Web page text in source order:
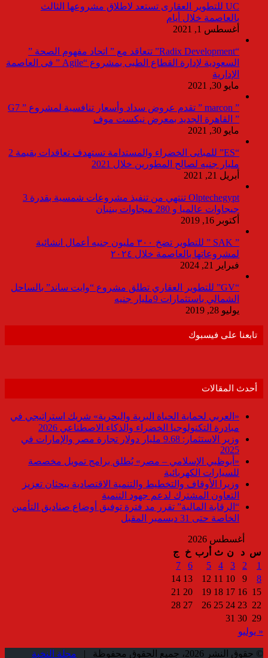
UC للتطوير العقارى تستعد لاطلاق مشروعها الثالث
بالعاصمة خلال أيام
أغسطس 1, 2021
“Radix Development” تتعاقد مع ” اتحاد مفهوم الصحة ”
السعودية لإدارة القطاع الطبى بمشروع “Agile ” فى العاصمة
الإدارية
مايو 30, 2021
” marcon ” تقدم عروض سداد وأسعار تنافسية لمشروع ” G7
” القاهرة الجديد بمعرض نيكست موف
مايو 30, 2021
“ES” للمبانى الخضراء والمستدامة تستهدف تعاقدات بقيمة 2
مليار جنيه لصالح المطورين خلال 2021
أبريل 21, 2021
Olptechegypt تنتهي من تنفيذ مشروعات شمسية بقدرة 3
جيجاوات عالميا و 280 ميجاوات ببنبان
أكتوبر 16, 2019
” SAK ” للتطوير تضخ ٣٠٠ مليون جنيه أعمال انشائية
لمشروعاتها بالعاصمة خلال ٢٠٢٤
فبراير 21, 2024
“GV” للتطوير العقاري تطلق مشروع “وايت ساند” بالساحل
الشمالي باستثمارات 9مليار جنيه
يوليو 28, 2019
تابعنا على فيسبوك
أحدث المقالات
«العربي لحماية الحياة البرية والبحرية» شريك استراتيجي في
مبادرة التكنولوجيا الخضراء والذكاء الاصطناعي 2026
وزير الاستثمار: 9.68 مليار دولار تجارة مصر والإمارات في
2025
«أبوظبي الإسلامي – مصر» يُطلق برامج تمويل مخصصة
للسيارات الكهربائية
وزيرا الأوقاف والتخطيط والتنمية الاقتصادية يبحثان تعزيز
التعاون المشترك لدعم جهود التنمية
“الرقابة المالية” تقرر مد فترة توفيق أوضاع صناديق التأمين
الخاصة حتى 31 ديسمبر المقبل
أغسطس 2026
س د ن ث أرب خ
ج
1
2
3
4
5
6
7
8
9
10
11
12
13
14
15
16
17
18
19
20
21
22
23
24
25
26
27
28
29
30
31
« يوليو
© حقوق النشر 2026، جميع الحقوق محفوظة | مجلة النخبة